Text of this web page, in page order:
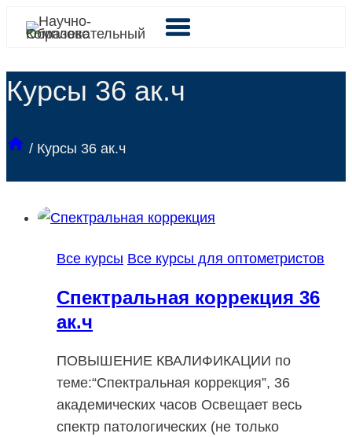
Перейти
Курсы 36 ак.ч
/ Курсы 36 ак.ч
Все курсы Все курсы для оптометристов
Спектральная коррекция 36
ак.ч
ПОВЫШЕНИЕ КВАЛИФИКАЦИИ по
теме:“Спектральная коррекция”, 36
академических часов Освещает весь
спектр патологических (не только